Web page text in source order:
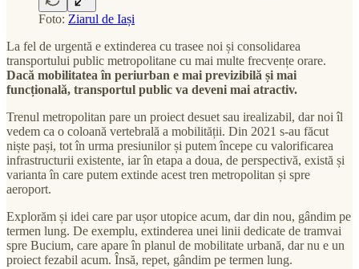
Foto: Ziarul de Iași
La fel de urgentă e extinderea cu trasee noi și consolidarea
transportului public metropolitane cu mai multe frecvențe orare.
Dacă mobilitatea în periurban e mai previzibilă și mai
funcțională, transportul public va deveni mai atractiv.
Trenul metropolitan pare un proiect desuet sau irealizabil, dar noi îl
vedem ca o coloană vertebrală a mobilității. Din 2021 s-au făcut
niște pași, tot în urma presiunilor și putem începe cu valorificarea
infrastructurii existente, iar în etapa a doua, de perspectivă, există și
varianta în care putem extinde acest tren metropolitan și spre
aeroport.
Explorăm și idei care par ușor utopice acum, dar din nou, gândim pe
termen lung. De exemplu, extinderea unei linii dedicate de tramvai
spre Bucium, care apare în planul de mobilitate urbană, dar nu e un
proiect fezabil acum. Însă, repet, gândim pe termen lung.